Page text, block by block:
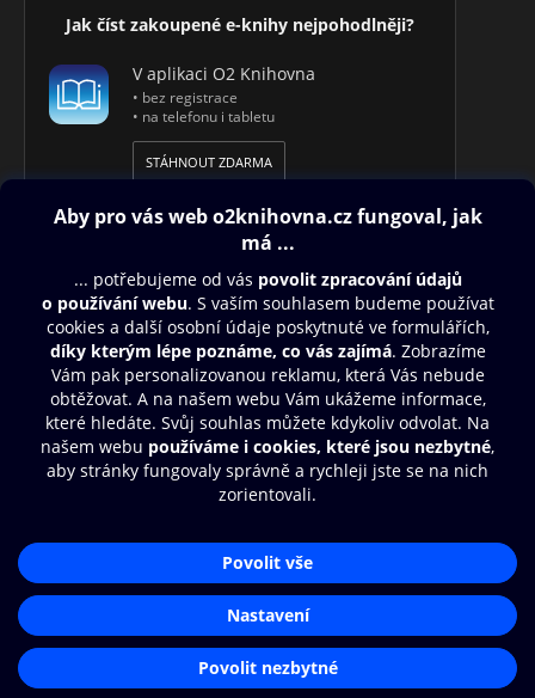
Jak číst zakoupené e-knihy nejpohodlněji?
V aplikaci O2 Knihovna
• bez registrace
• na telefonu i tabletu
STÁHNOUT ZDARMA
Obsah ke stažení
Moje O2 Knihovna
Další zábava
Nákupní řád
Přístupnost
Zásady zpracování osobních údajů
Cookies
Nastavení cookies
Aplikace O2 Knihovna
Čti a poslouchej své e-knihy a
audioknihy rychleji a pohodlněji.